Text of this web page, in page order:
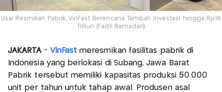
Usai Resmikan Pabrik, VinFast Berencana Tambah Investasi hingga Rp16
Triliun (Fadli Ramadan)
JAKARTA- VinFastmeresmikan fasilitas pabrik di
Indonesia yang berlokasi di Subang, Jawa Barat.
Pabrik tersebut memiliki kapasitas produksi 50.000
unit per tahun untuk tahap awal. Produsen asal